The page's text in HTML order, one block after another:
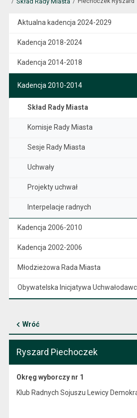
Aktualna kadencja 2024-2029
Kadencja 2018-2024
Kadencja 2014-2018
Kadencja 2010-2014
Skład Rady Miasta
Komisje Rady Miasta
Sesje Rady Miasta
Uchwały
Projekty uchwał
Interpelacje radnych
Kadencja 2006-2010
Kadencja 2002-2006
Młodzieżowa Rada Miasta
Obywatelska Inicjatywa
Wróć
Ryszard Piechoczek
Okręg wyborczy nr 1
Klub Radnych Sojuszu Lewicy